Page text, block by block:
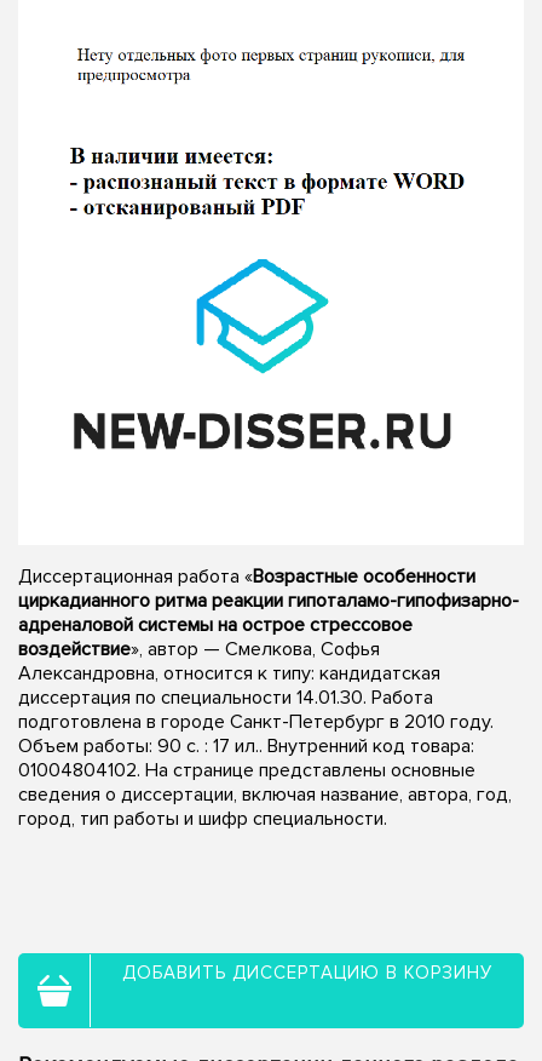
Диссертационная работа «Возрастные особенности
циркадианного ритма реакции гипоталамо-гипофизарно-
адреналовой системы на острое стрессовое
воздействие», автор — Смелкова, Софья
Александровна, относится к типу: кандидатская
диссертация по специальности 14.01.30. Работа
подготовлена в городе Санкт-Петербург в 2010 году.
Объем работы: 90 с. : 17 ил.. Внутренний код товара:
01004804102. На странице представлены основные
сведения о диссертации, включая название, автора, год,
город, тип работы и шифр специальности.
ДОБАВИТЬ ДИССЕРТАЦИЮ В КОРЗИНУ